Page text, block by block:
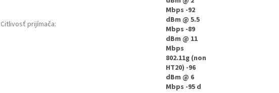
Citlivosť prijímača:
Mbps -92
dBm @ 5.5
Mbps -89
dBm @ 11
Mbps
802.11g (non
HT20) -96
dBm @ 6
Mbps -95 d